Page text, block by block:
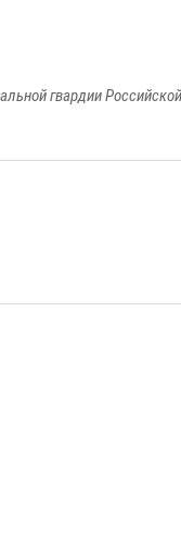
гвардии